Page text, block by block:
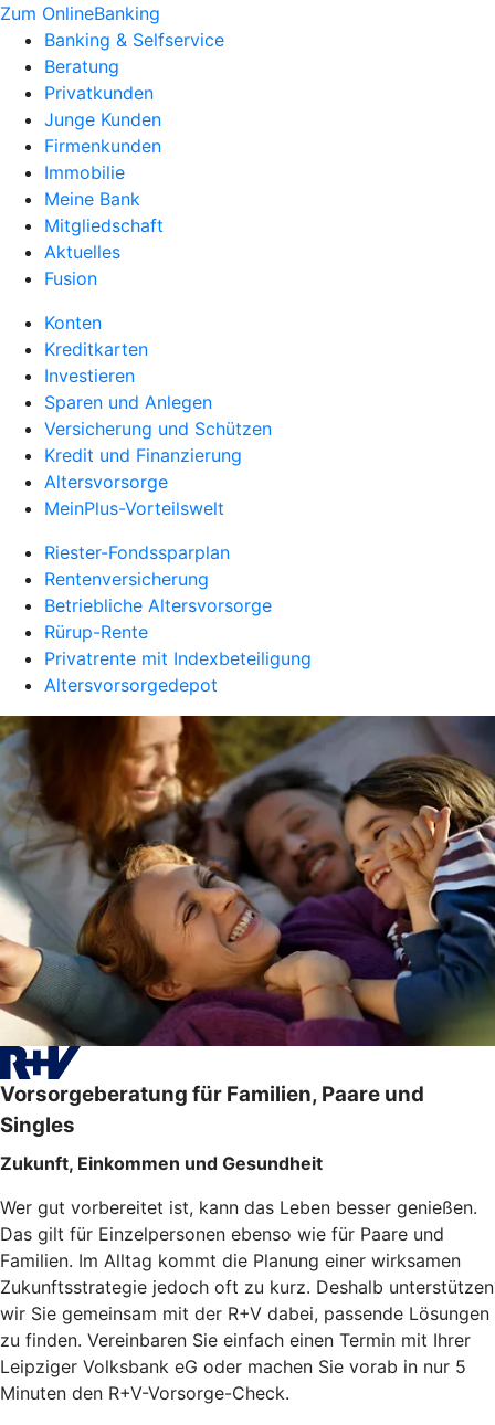
Zum OnlineBanking
Banking & Selfservice
Beratung
Privatkunden
Junge Kunden
Firmenkunden
Immobilie
Meine Bank
Mitgliedschaft
Aktuelles
Fusion
Konten
Kreditkarten
Investieren
Sparen und Anlegen
Versicherung und Schützen
Kredit und Finanzierung
Altersvorsorge
MeinPlus-Vorteilswelt
Riester-Fondssparplan
Rentenversicherung
Betriebliche Altersvorsorge
Rürup-Rente
Privatrente mit Indexbeteiligung
Altersvorsorgedepot
Vorsorgeberatung für Familien, Paare und
Singles
Zukunft, Einkommen und Gesundheit
Wer gut vorbereitet ist, kann das Leben besser genießen.
Das gilt für Einzelpersonen ebenso wie für Paare und
Familien. Im Alltag kommt die Planung einer wirksamen
Zukunftsstrategie jedoch oft zu kurz. Deshalb unterstützen
wir Sie gemeinsam mit der R+V dabei, passende Lösungen
zu finden. Vereinbaren Sie einfach einen Termin mit Ihrer
Leipziger Volksbank eG oder machen Sie vorab in nur 5
Minuten den R+V-Vorsorge-Check.